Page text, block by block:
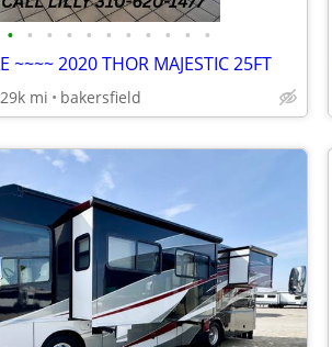
• • • • • • • • • • •
~~~~ 2020 THOR MAJESTIC 25FT
mi bakersfield